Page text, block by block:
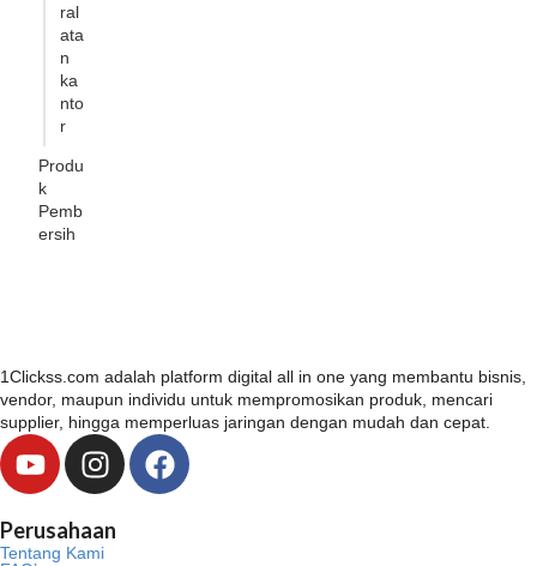
ral
ata
n
ka
nto
r
Produ
k
Pemb
ersih
1Clickss.com adalah platform digital all in one yang membantu bisnis,
vendor, maupun individu untuk mempromosikan produk, mencari
supplier, hingga memperluas jaringan dengan mudah dan cepat.
Y
o
t
I
n
t
F
a
Perusahaan
Tentang Kami